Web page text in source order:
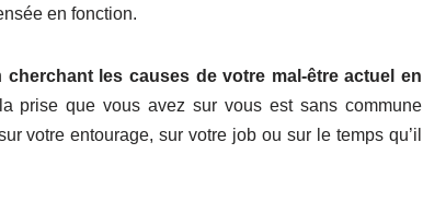
en fonction.
cherchant les causes de votre mal-être actuel en
prise que vous avez sur vous est sans commune
votre entourage, sur votre job ou sur le temps qu’il